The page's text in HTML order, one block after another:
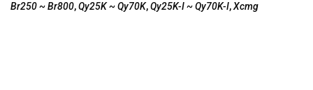
Br250 ~ Br800,Qy25K ~ Qy70K,Qy25K-I ~ Qy70K-I,Xcmg